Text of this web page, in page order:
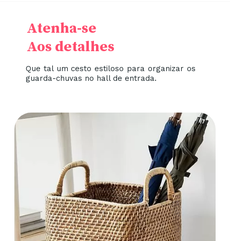
Que tal um cesto estiloso para organizar os
guarda-chuvas no hall de entrada.
Atenha-se
Aos detalhes